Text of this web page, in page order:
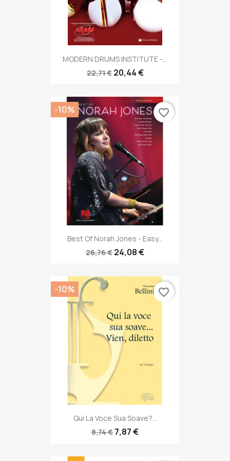
MODERN DRUMS INSTITUTE -...
22,71 € 20,44 €
Best Of Norah Jones - Easy...
26,76 € 24,08 €
-10% favorite_border
Qui La Voce Sua Soave?...
8,74 € 7,87 €
-10% favorite_border